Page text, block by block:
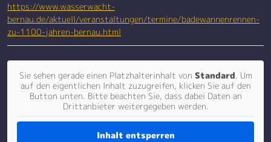
https://www.wasserwacht-
bernau.de/aktuell/veranstaltungen/termine/badewannenrennen-
zu-1100-jahren-bernau.html
Sie sehen gerade einen Platzhalterinhalt von Standard. Um
auf den eigentlichen Inhalt zuzugreifen, klicken Sie auf den
Button unten. Bitte beachten Sie, dass dabei Daten an
Drittanbieter weitergegeben werden.
Inhalt entsperren